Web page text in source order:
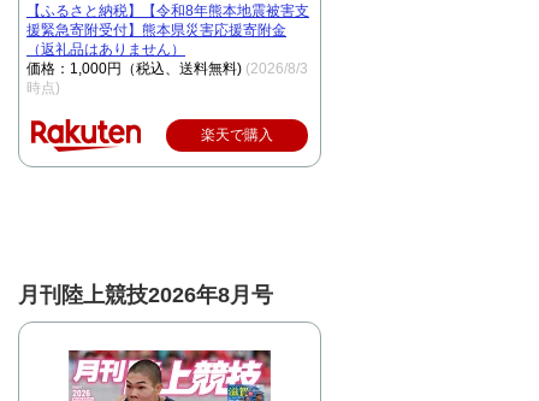
【ふるさと納税】【令和8年熊本地震被害支
援緊急寄附受付】熊本県災害応援寄附金
（返礼品はありません）
価格：1,000円（税込、送料無料) (2026/8/3
時点)
楽天で購入
月刊陸上競技2026年8月号